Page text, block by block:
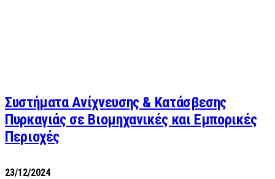
Συστήματα Ανίχνευσης & Κατάσβεσης
Πυρκαγιάς σε Βιομηχανικές και Εμπορικές
Περιοχές
23/12/2024